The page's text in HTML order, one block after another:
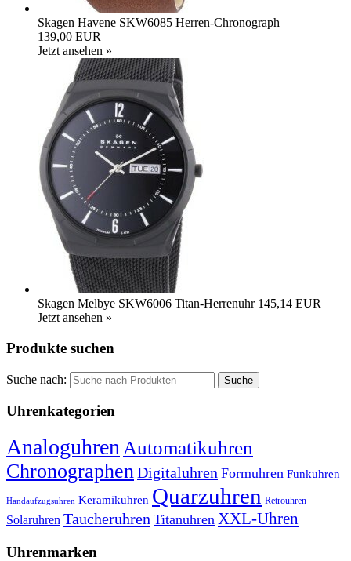
Skagen Havene SKW6085 Herren-Chronograph
139,00 EUR
Jetzt ansehen »
Skagen Melbye SKW6006 Titan-Herrenuhr 145,14 EUR
Jetzt ansehen »
Produkte suchen
Suche nach:
Uhrenkategorien
Analoguhren Automatikuhren
ChronographenDigitaluhren Formuhren Funkuhren
Handaufzugsuhren Keramikuhren Quarzuhren Retrouhren
Solaruhren Taucheruhren Titanuhren XXL-Uhren
Uhrenmarken